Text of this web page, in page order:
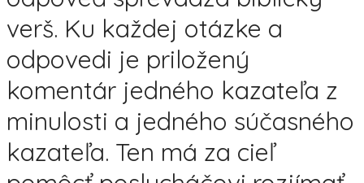
verš. Ku každej otázke a
odpovedi je priložený
komentár jedného kazateľa z
minulosti a jedného súčasného
kazateľa. Ten má za cieľ